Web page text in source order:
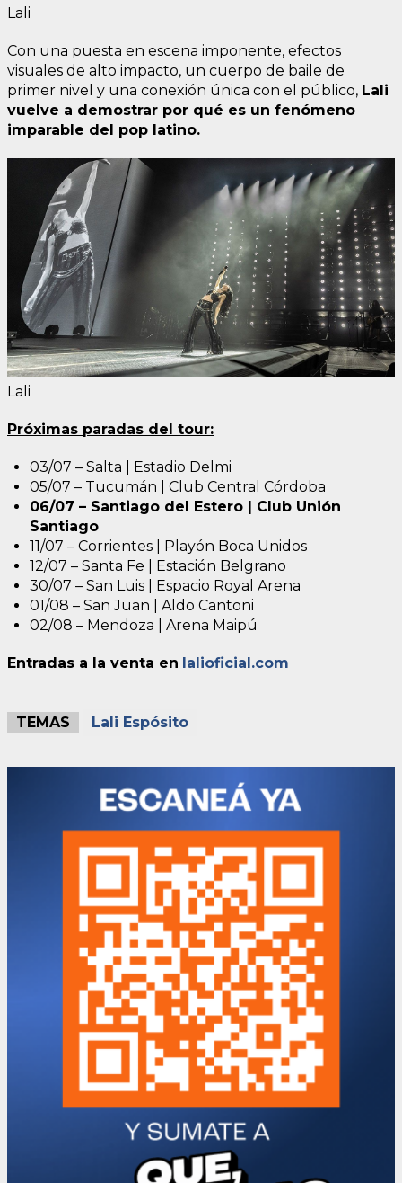
Lali
Con una puesta en escena imponente, efectos
visuales de alto impacto, un cuerpo de baile de
primer nivel y una conexión única con el público, Lali
vuelve a demostrar por qué es un fenómeno
imparable del pop latino.
Lali
Próximas paradas del tour:
03/07 – Salta | Estadio Delmi
05/07 – Tucumán | Club Central Córdoba
06/07 – Santiago del Estero | Club Unión
Santiago
11/07 – Corrientes | Playón Boca Unidos
12/07 – Santa Fe | Estación Belgrano
30/07 – San Luis | Espacio Royal Arena
01/08 – San Juan | Aldo Cantoni
02/08 – Mendoza | Arena Maipú
Entradas a la venta en lalioficial.com
TEMAS Lali Espósito